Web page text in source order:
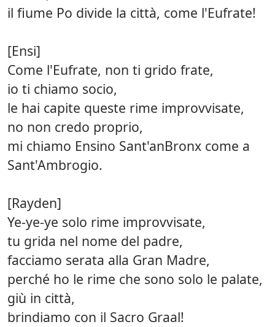
il fiume Po divide la città, come l'Eufrate!
[Ensi]
Come l'Eufrate, non ti grido frate,
io ti chiamo socio,
le hai capite queste rime improvvisate,
no non credo proprio,
mi chiamo Ensino Sant'anBronx come a
Sant'Ambrogio.
[Rayden]
Ye-ye-ye solo rime improvvisate,
tu grida nel nome del padre,
facciamo serata alla Gran Madre,
perché ho le rime che sono solo le palate,
giù in città,
brindiamo con il Sacro Graal!